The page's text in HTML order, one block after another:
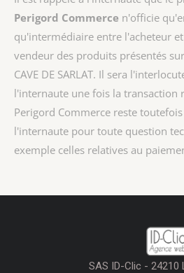
Perigord Commerce n'officie
qu'intermédiaire entre l'acheteur
vendeur des produits présentés
CAVE DE SARLAT. Il sera
l'internaute une fois la transaction
Perigord Commerce reste
l'internaute pour toute question
exemple celles relatives au
SAS ID-Clic - 24210